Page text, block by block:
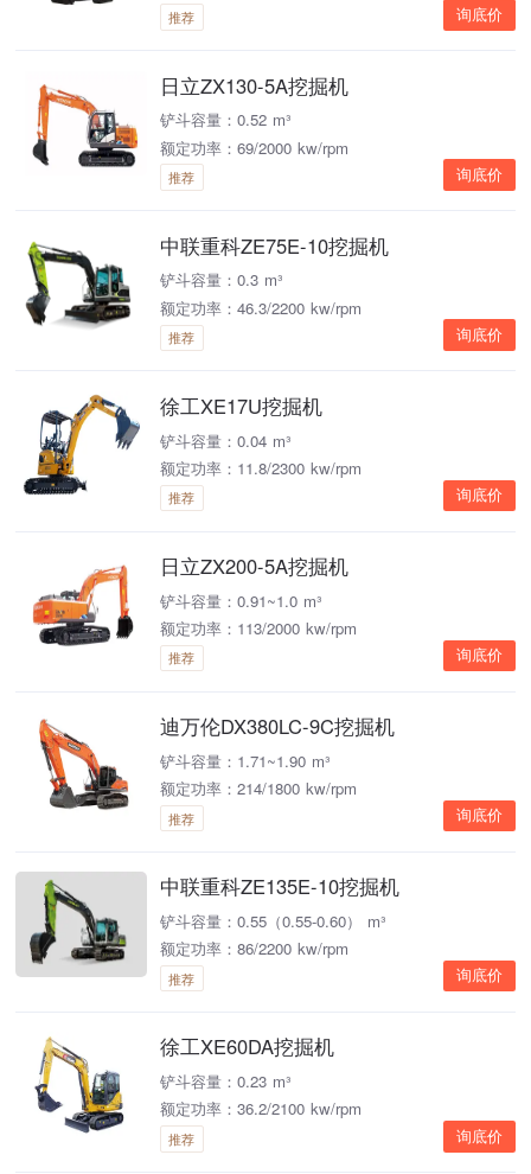
推荐 询底价
日立ZX130-5A挖掘机
铲斗容量：0.52 m³
额定功率：69/2000 kw/rpm
推荐 询底价
中联重科ZE75E-10挖掘机
铲斗容量：0.3 m³
额定功率：46.3/2200 kw/rpm
推荐 询底价
徐工XE17U挖掘机
铲斗容量：0.04 m³
额定功率：11.8/2300 kw/rpm
推荐 询底价
日立ZX200-5A挖掘机
铲斗容量：0.91~1.0 m³
额定功率：113/2000 kw/rpm
推荐 询底价
迪万伦DX380LC-9C挖掘机
铲斗容量：1.71~1.90 m³
额定功率：214/1800 kw/rpm
推荐 询底价
中联重科ZE135E-10挖掘机
铲斗容量：0.55（0.55-0.60） m³
额定功率：86/2200 kw/rpm
推荐 询底价
徐工XE60DA挖掘机
铲斗容量：0.23 m³
额定功率：36.2/2100 kw/rpm
推荐 询底价